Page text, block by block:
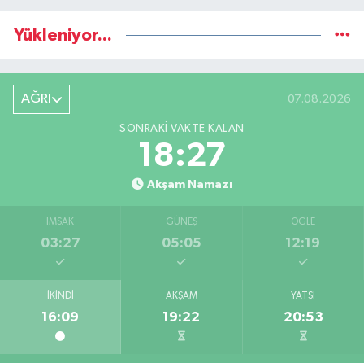
Yükleniyor...
AĞRI 07.08.2026
SONRAKI VAKTE KALAN
18:26
Akşam Namazı
İMSAK
03:27
GÜNEŞ
05:05
ÖĞLE
12:19
İKINDI
16:09
AKŞAM
19:22
YATSI
20:53